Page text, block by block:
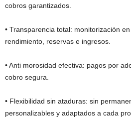
cobros garantizados.
• Transparencia total: monitorización
rendimiento, reservas e ingresos.
• Anti morosidad efectiva: pagos por
cobro segura.
• Flexibilidad sin ataduras: sin
personalizables y adaptados a cada